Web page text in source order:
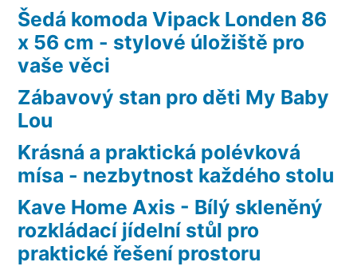
Šedá komoda Vipack Londen 86
x 56 cm - stylové úložiště pro
vaše věci
Zábavový stan pro děti My Baby
Lou
Krásná a praktická polévková
mísa - nezbytnost každého stolu
Kave Home Axis - Bílý skleněný
rozkládací jídelní stůl pro
praktické řešení prostoru